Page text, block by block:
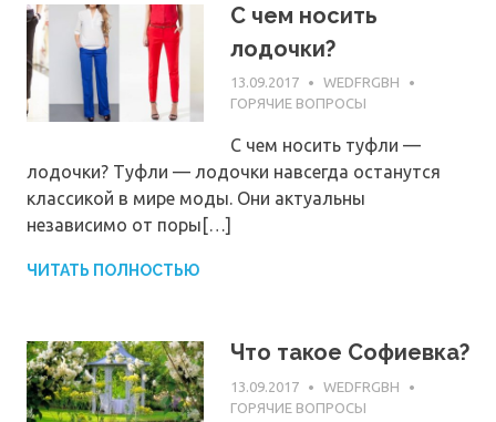
С чем носить
лодочки?
13.09.2017
WEDFRGBH
ГОРЯЧИЕ ВОПРОСЫ
С чем носить туфли —
лодочки? Туфли — лодочки навсегда останутся
классикой в мире моды. Они актуальны
независимо от поры[…]
ЧИТАТЬ ПОЛНОСТЬЮ
Что такое Софиевка?
13.09.2017
WEDFRGBH
ГОРЯЧИЕ ВОПРОСЫ